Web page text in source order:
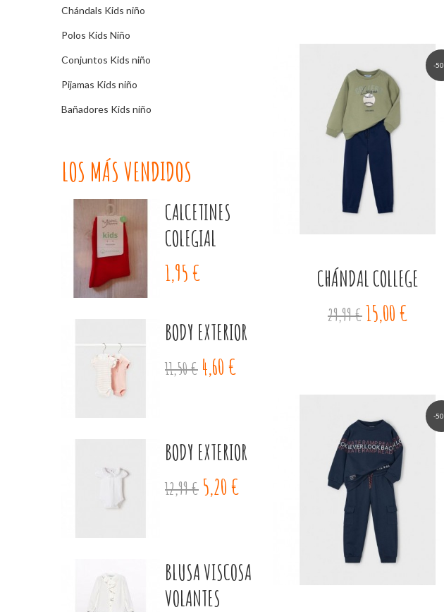
Chándals Kids niño
Polos Kids Niño
Conjuntos Kids niño
Pijamas Kids niño
Bañadores Kids niño
LOS MÁS VENDIDOS
CALCETINES
COLEGIAL
1,95 €
BODY EXTERIOR
11,50 € 4,60 €
BODY EXTERIOR
12,99 € 5,20 €
BLUSA VISCOSA
VOLANTES
-
CHÁNDAL COLLEGE
29,99 €15,00 €
-